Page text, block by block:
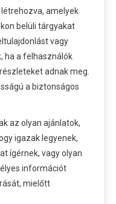
amelyek
belüli tárgyakat
vagy
ha a felhasználók
adnak meg.
a biztonságos
az olyan ajánlatok,
igazak legyenek,
ígérnek, vagy olyan
információt
mielőtt